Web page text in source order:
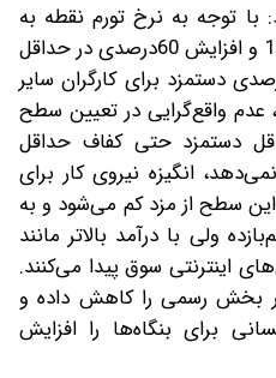
توجه به نرخ تورم نقطه به
نقطه 71.8 درصد در اسفند 1404 و افزایش 60‌درصدی در حداقل
اداره کار و افزایش 45‌درصدی دستمزد برای کارگران سایر
واقع‌گرایی در تعیین سطح
دستمزد حتی کفاف حداقل
انگیزه نیروی کار برای
سطح از مزد کم می‌شود و به
ولی با درآمد بالاتر مانند
اینترنتی سوق پیدا می‌کنند.
بخش رسمی را کاهش داده و
برای بنگاه‌ها را افزایش